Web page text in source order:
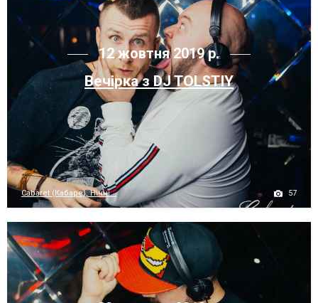
12 жовтня 2019 р.
Вечірка з DJ TOLSTIY
Cabaret (Кабаре), Нічні... 57